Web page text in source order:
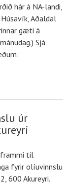
hár á NA-landi,
Aðaldal
gæti á
Sjá
úr
frammi til
fyrir olíuvinnslu
600 Akureyri.